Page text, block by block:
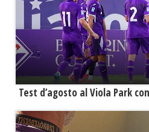
Test d’agosto al Viola Park